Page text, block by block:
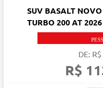
SUV BASALT
TURBO 200 AT
DE:
R$